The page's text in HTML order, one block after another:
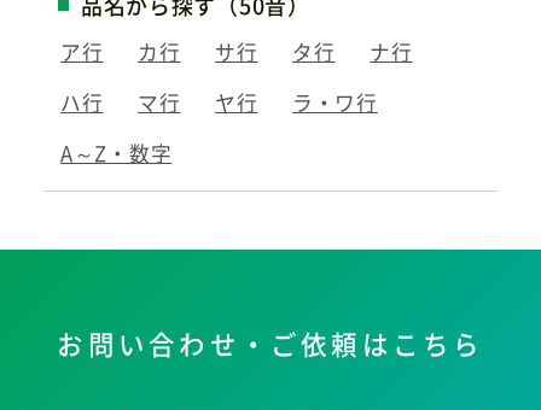
ア行 カ行 サ行 タ行
ナ行
ハ行
マ行 ヤ行
ラ・ワ行
A～Z・数字
お問い合わせ・ご依頼はこちら